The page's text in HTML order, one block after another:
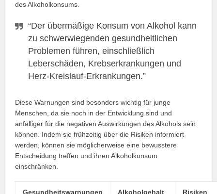
des Alkoholkonsums.
“Der übermäßige Konsum von Alkohol kann
zu schwerwiegenden gesundheitlichen
Problemen führen, einschließlich
Leberschäden, Krebserkrankungen und
Herz-Kreislauf-Erkrankungen.”
Diese Warnungen sind besonders wichtig für junge
Menschen, da sie noch in der Entwicklung sind und
anfälliger für die negativen Auswirkungen des Alkohols sein
können. Indem sie frühzeitig über die Risiken informiert
werden, können sie möglicherweise eine bewusstere
Entscheidung treffen und ihren Alkoholkonsum
einschränken.
Gesundheitswarnungen
Alkoholgehalt Risiken